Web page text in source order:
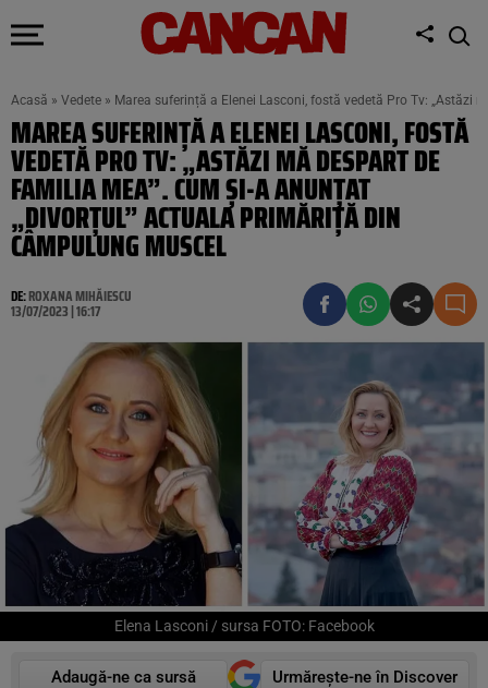
Acasă » Vedete » Marea suferință a Elenei Lasconi, fostă vedetă Pro Tv:
MAREA SUFERINȚĂ A ELENEI LASCONI, FOSTĂ
VEDETĂ PRO TV: „ASTĂZI MĂ DESPART DE
FAMILIA MEA”. CUM ȘI-A ANUNȚAT
„DIVORȚUL” ACTUALA PRIMĂRIȚĂ DIN
CÂMPULUNG MUSCEL
DE:ROXANA MIHĂIESCU
13/07/2023 | 16:17
Elena Lasconi / sursa FOTO: Facebook
Adaugă-ne ca sursă
Urmărește-ne în Discover